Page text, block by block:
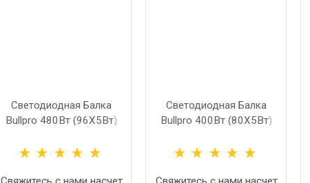
Светодиодная Балка
Bullpro 480Вт (96X5Вт)
Светодиодная Балка
Bullpro 400Вт (80X5Вт)